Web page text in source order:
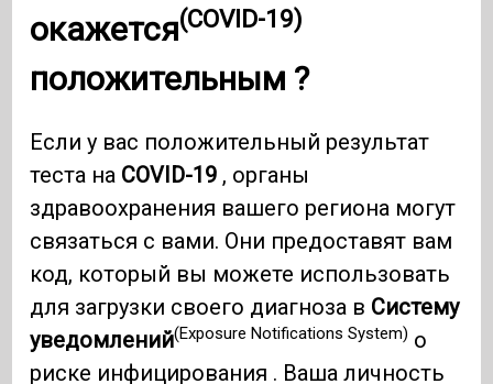
окажется(COVID-19)
положительным ?
Если у вас положительный результат
теста на COVID-19 , органы
здравоохранения вашего региона могут
связаться с вами. Они предоставят вам
код, который вы можете использовать
для загрузки своего диагноза в Систему
уведомлений(Exposure Notifications System) о
риске инфицирования . Ваша личность